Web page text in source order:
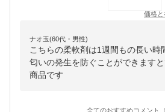
価格と
ナオ玉(60代・男性)
こちらの柔軟剤は1週間もの長い時
匂いの発生を防ぐことができます
商品です
全てのおすすめコメント（